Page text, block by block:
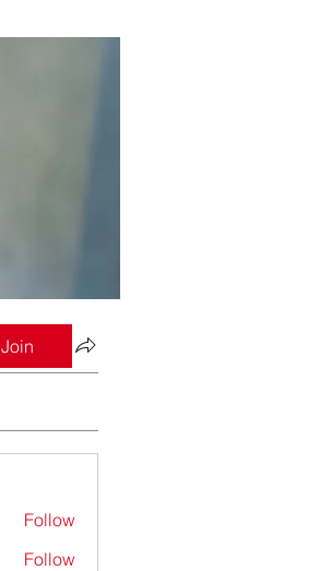
Join
Follow
Follow